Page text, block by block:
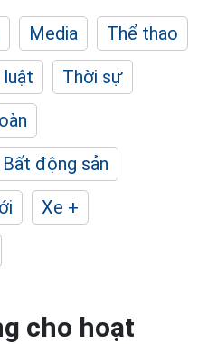
Media
Thể thao
luật
Thời sự
Bất động sản
Xe +
cho hoạt